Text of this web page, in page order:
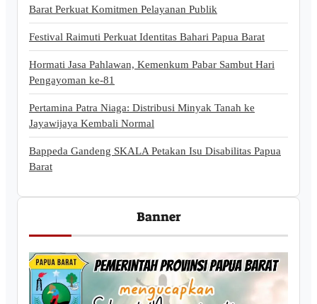
Barat Perkuat Komitmen Pelayanan Publik
Festival Raimuti Perkuat Identitas Bahari Papua Barat
Hormati Jasa Pahlawan, Kemenkum Pabar Sambut Hari
Pengayoman ke-81
Pertamina Patra Niaga: Distribusi Minyak Tanah ke
Jayawijaya Kembali Normal
Bappeda Gandeng SKALA Petakan Isu Disabilitas Papua
Barat
Banner